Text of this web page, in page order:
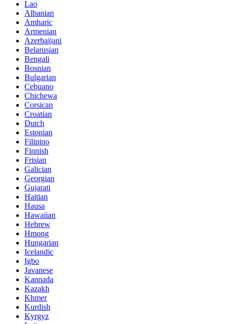
Lao
Albanian
Amharic
Armenian
Azerbaijani
Belarusian
Bengali
Bosnian
Bulgarian
Cebuano
Chichewa
Corsican
Croatian
Dutch
Estonian
Filipino
Finnish
Frisian
Galician
Georgian
Gujarati
Haitian
Hausa
Hawaiian
Hebrew
Hmong
Hungarian
Icelandic
Igbo
Javanese
Kannada
Kazakh
Khmer
Kurdish
Kyrgyz